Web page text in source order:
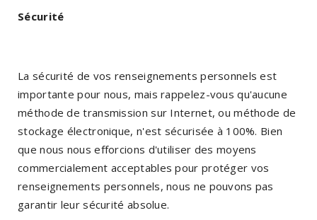
Sécurité
La sécurité de vos renseignements personnels est
importante pour nous, mais rappelez-vous qu'aucune
méthode de transmission sur Internet, ou méthode de
stockage électronique, n'est sécurisée à 100%. Bien
que nous nous efforcions d'utiliser des moyens
commercialement acceptables pour protéger vos
renseignements personnels, nous ne pouvons pas
garantir leur sécurité absolue.